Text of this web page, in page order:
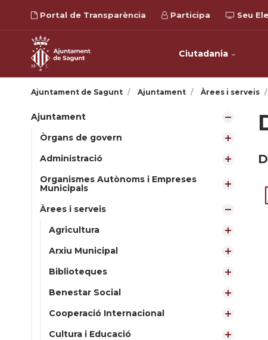
Portal de Transparència Participa Seu
Ciutadania
Ajuntament de Sagunt Ajuntament Àrees i serveis
Ajuntament
Òrgans de govern
Administració
Organismes Autònoms i Empreses
Municipals
Àrees i serveis
Agricultura
Arxiu Municipal
Biblioteques
Benestar Social
Cooperació Internacional
Cultura i Educació